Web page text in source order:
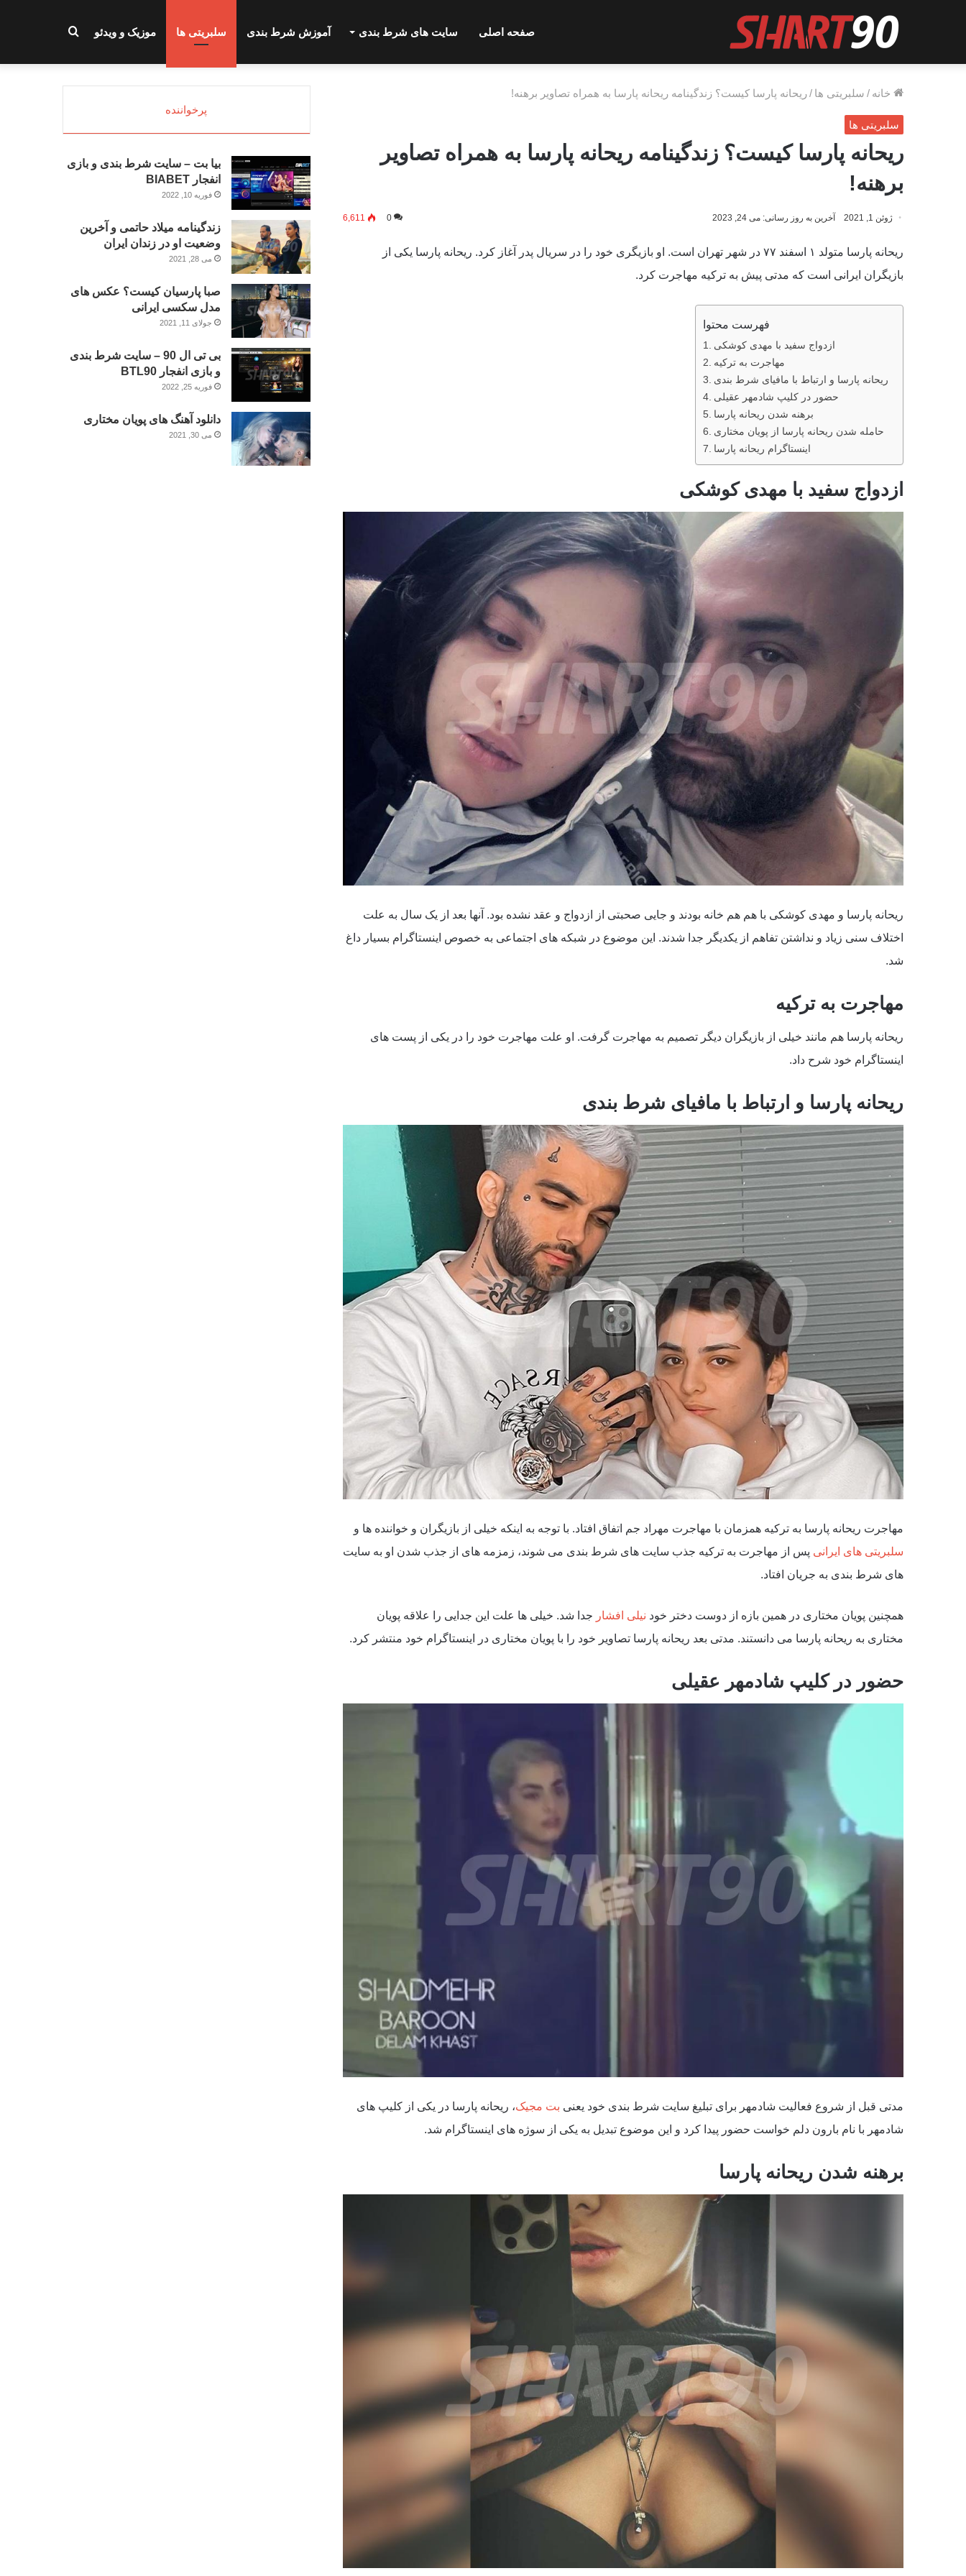
صفحه اصلی سایت های شرط بندی آموزش شرط بندی سلبریتی ها موزیک و ویدئو جستجو
خانه / سلبریتی ها /ریحانه پارسا کیست؟ زندگینامه ریحانه پارسا به همراه تصاویر برهنه!
سلبریتی ها
ریحانه پارسا کیست؟ زندگینامه ریحانه پارسا به همراه تصاویر
برهنه!
ژوئن 1, 2021 آخرین به روز رسانی: می 24, 2023 0
6,611
ریحانه پارسا متولد ۱ اسفند ۷۷ در شهر تهران است. او بازیگری خود را در سریال پدر آغاز کرد. ریحانه پارسا یکی از
بازیگران ایرانی است که مدتی پیش به ترکیه مهاجرت کرد.
فهرست محتوا
ازدواج سفید با مهدی کوشکی
مهاجرت به ترکیه
ریحانه پارسا و ارتباط با مافیای شرط بندی
حضور در کلیپ شادمهر عقیلی
برهنه شدن ریحانه پارسا
حامله شدن ریحانه پارسا از پویان مختاری
اینستاگرام ریحانه پارسا
ازدواج سفید با مهدی کوشکی
ریحانه پارسا و مهدی کوشکی با هم هم خانه بودند و جایی صحبتی از ازدواج و عقد نشده بود. آنها بعد از یک سال به علت
اختلاف سنی زیاد و نداشتن تفاهم از یکدیگر جدا شدند. این موضوع در شبکه های اجتماعی به خصوص اینستاگرام بسیار داغ
شد.
مهاجرت به ترکیه
ریحانه پارسا هم مانند خیلی از بازیگران دیگر تصمیم به مهاجرت گرفت. او علت مهاجرت خود را در یکی از پست های
اینستاگرام خود شرح داد.
ریحانه پارسا و ارتباط با مافیای شرط بندی
مهاجرت ریحانه پارسا به ترکیه همزمان با مهاجرت مهراد جم اتفاق افتاد. با توجه به اینکه خیلی از بازیگران و خواننده ها و
سلبریتی های ایرانی پس از مهاجرت به ترکیه جذب سایت های شرط بندی می شوند، زمزمه های از جذب شدن او به سایت
های شرط بندی به جریان افتاد.
همچنین پویان مختاری در همین بازه از دوست دختر خود نیلی افشار جدا شد. خیلی ها علت این جدایی را علاقه پویان
مختاری به ریحانه پارسا می دانستند. مدتی بعد ریحانه پارسا تصاویر خود را با پویان مختاری در اینستاگرام خود منتشر کرد.
حضور در کلیپ شادمهر عقیلی
مدتی قبل از شروع فعالیت شادمهر برای تبلیغ سایت شرط بندی خود یعنی بت مجیک، ریحانه پارسا در یکی از کلیپ های
شادمهر با نام بارون دلم خواست حضور پیدا کرد و این موضوع تبدیل به یکی از سوژه های اینستاگرام شد.
برهنه شدن ریحانه پارسا
پرخواننده
بیا بت – سایت شرط بندی و بازی
انفجار BIABET
فوریه 10, 2022
زندگینامه میلاد حاتمی و آخرین
وضعیت او در زندان ایران
می 28, 2021
صبا پارسیان کیست؟ عکس های
مدل سکسی ایرانی
جولای 11, 2021
بی تی ال 90 – سایت شرط بندی
و بازی انفجار BTL90
فوریه 25, 2022
دانلود آهنگ های پویان مختاری
می 30, 2021